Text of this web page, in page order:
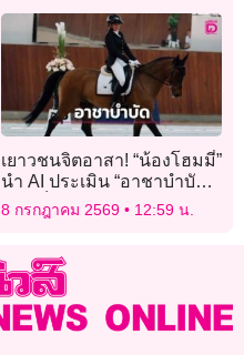
เยาวชนจิตอาสา! “น้องโฮมมี่”
นำ AI ประเมิน “อาชาบำบัด”
ช่วยเด็กพิการสมอง-ออทิสติก
8 กรกฎาคม 2569 12:59 น.